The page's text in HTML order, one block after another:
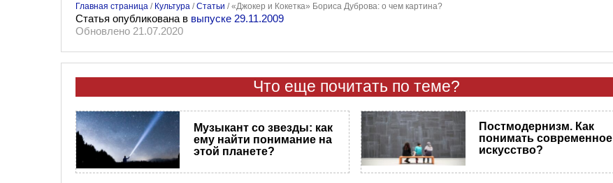
Главная страница / Культура /Статьи /«Джокер и Кокетка» Бориса Дуброва: о чем картина?
Статья опубликована в выпуске 29.11.2009
Обновлено 21.07.2020
Что еще почитать по теме?
Музыкант со звезды: как
ему найти понимание на
этой планете?
Постмодернизм. Как
понимать современное
искусство?